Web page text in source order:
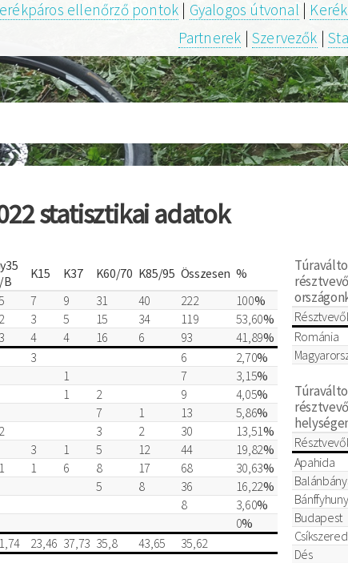
ellenőrző pontok | Gyalogos útvonal |
Partnerek | Szervezők |
statisztikai adatok
B
K15 K37 K60/70 K85/95 Összesen %
7 9 31 40 222 100%
3 5 15 34 119 53,60%
4 4 16 6 93 41,89%
3 6 2,70%
1 7 3,15%
1 2 9 4,05%
7 1 13 5,86%
3 2 30 13,51%
3 1 5 12 44 19,82%
1 6 8 17 68 30,63%
5 8 36 16,22%
8 3,60%
0%
23,46 37,73 35,8 43,65 35,62
Románia
Apahida
Budapest
Dés